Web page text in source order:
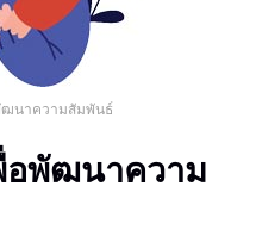
ฒนาความสัมพันธ์
อพัฒนาความ